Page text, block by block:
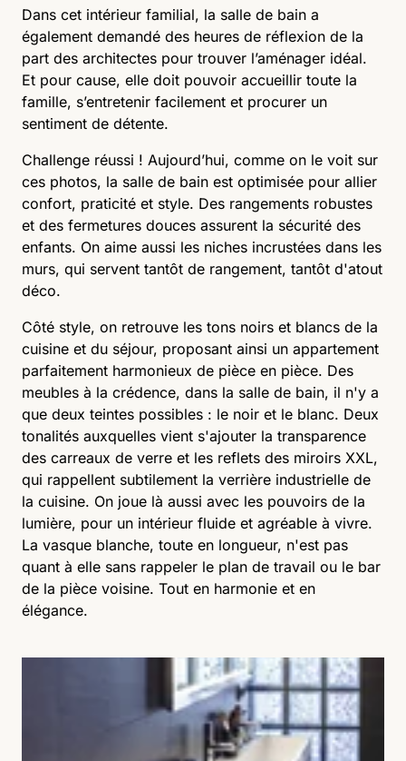
Dans cet intérieur familial, la salle de bain a
également demandé des heures de réflexion de la
part des architectes pour trouver l’aménager idéal.
Et pour cause, elle doit pouvoir accueillir toute la
famille, s’entretenir facilement et procurer un
sentiment de détente.
Challenge réussi ! Aujourd’hui, comme on le voit sur
ces photos, la salle de bain est optimisée pour allier
confort, praticité et style. Des rangements robustes
et des fermetures douces assurent la sécurité des
enfants. On aime aussi les niches incrustées dans les
murs, qui servent tantôt de rangement, tantôt d'atout
déco.
Côté style, on retrouve les tons noirs et blancs de la
cuisine et du séjour, proposant ainsi un appartement
parfaitement harmonieux de pièce en pièce. Des
meubles à la crédence, dans la salle de bain, il n'y a
que deux teintes possibles : le noir et le blanc. Deux
tonalités auxquelles vient s'ajouter la transparence
des carreaux de verre et les reflets des miroirs XXL,
qui rappellent subtilement la verrière industrielle de
la cuisine. On joue là aussi avec les pouvoirs de la
lumière, pour un intérieur fluide et agréable à vivre.
La vasque blanche, toute en longueur, n'est pas
quant à elle sans rappeler le plan de travail ou le bar
de la pièce voisine. Tout en harmonie et en
élégance.